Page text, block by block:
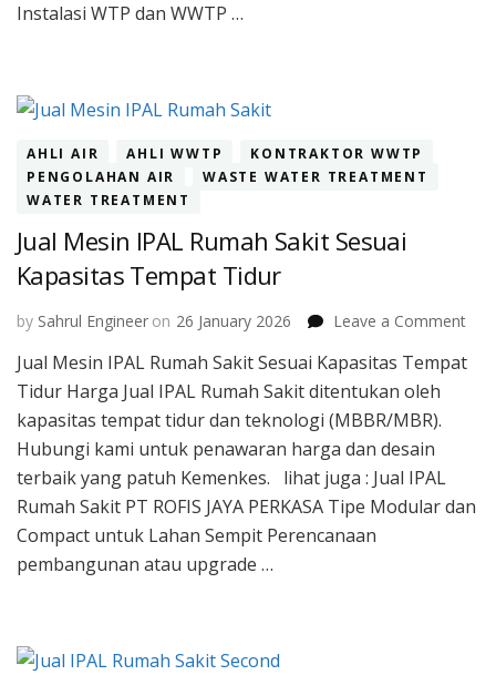
Instalasi WTP dan WWTP …
AHLI AIR AHLI WWTP
KONTRAKTOR WWTP
PENGOLAHAN AIR
WASTE WATER TREATMENT
WATER TREATMENT
Jual Mesin IPAL Rumah Sakit Sesuai
Kapasitas Tempat Tidur
by Sahrul Engineer on 26 January 2026 Leave a Commenton
Jual Mesin IPAL Rumah Sakit Sesuai Kapasitas Tempat
Tidur Harga Jual IPAL Rumah Sakit ditentukan oleh
kapasitas tempat tidur dan teknologi (MBBR/MBR).
Hubungi kami untuk penawaran harga dan desain
terbaik yang patuh Kemenkes. lihat juga : Jual IPAL
Rumah Sakit PT ROFIS JAYA PERKASA Tipe Modular dan
Compact untuk Lahan Sempit Perencanaan
pembangunan atau upgrade …